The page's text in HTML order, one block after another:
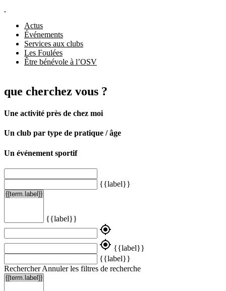
Actus
Événements
Services aux clubs
Les Foulées
Être bénévole à l’OSV
que cherchez vous ?
Une activité près de chez moi
Un club par type de pratique / âge
Un événement sportif
{{label}}
{{label}}
my_location
my_location {{label}}
{{label}}
Rechercher Annuler les filtres de recherche